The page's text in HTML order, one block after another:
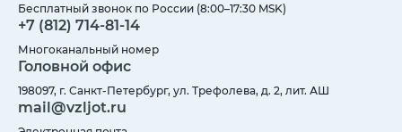
Бесплатный звонок по России (8:00–17:30 MSK)
+7 (812) 714-81-14
Многоканальный номер
Головной офис
198097, г. Санкт-Петербург, ул. Трефолева, д. 2, лит. АШ
mail@vzljot.ru